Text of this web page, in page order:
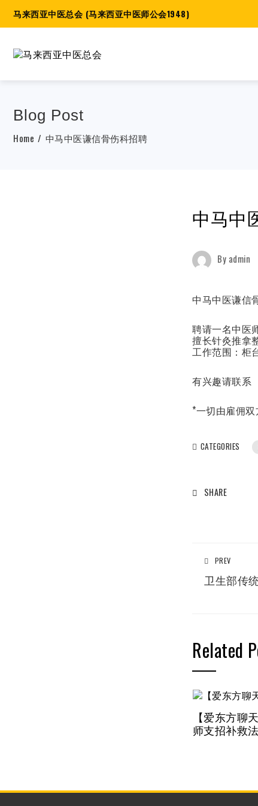
马来西亚中医总会 (马来西亚中医师公会1948)
Blog Post
Home 中马中医谦信骨伤科招聘
中马中
By admin
中马中医谦信
聘请一名中医
擅长针灸推拿
工作范围：柜
有兴趣请联系
*一切由雇佣
CATEGORIES
SHARE
PREV
卫生部传
Related
【爱东方聊
师支招补救法